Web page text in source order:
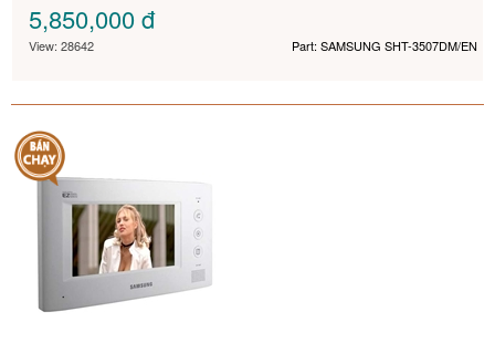
5,850,000đ
View: 28642 Part: SAMSUNG SHT-3507DM/EN